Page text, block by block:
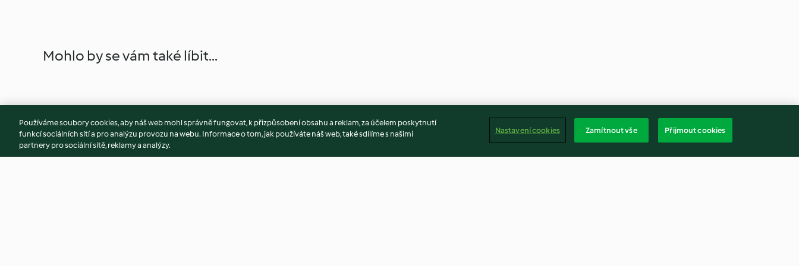
Mohlo by se vám také líbit...
Používáme soubory cookies, aby náš web mohl správně fungovat, k přizpůsobení obsahu a reklam, za účelem poskytnutí
funkcí sociálních sítí a pro analýzu provozu na webu. Informace o tom, jak používáte náš web, také sdílíme s našimi
partnery pro sociální sítě, reklamy a analýzy.
Nastavení cookies Zamítnout vše Přijmout cookies